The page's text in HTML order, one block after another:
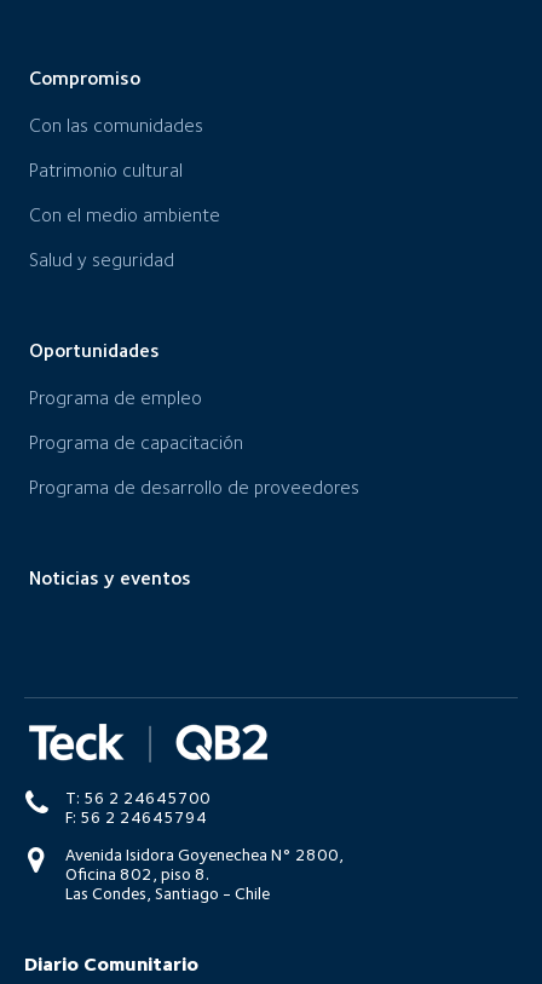
Compromiso
Con las comunidades
Patrimonio cultural
Con el medio ambiente
Salud y seguridad
Oportunidades
Programa de empleo
Programa de capacitación
Programa de desarrollo de proveedores
Noticias y eventos
T: 56 2 24645700
F: 56 2 24645794
Avenida Isidora Goyenechea N° 2800,
Oficina 802, piso 8.
Las Condes, Santiago - Chile
Diario Comunitario